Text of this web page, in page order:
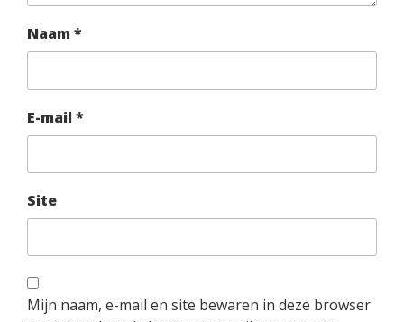
Naam *
E-mail *
Site
Mijn naam, e-mail en site bewaren in deze browser